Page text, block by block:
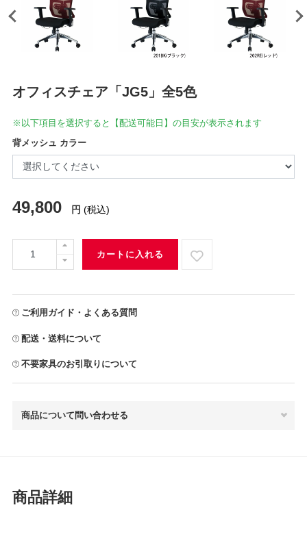
オフィスチェア「JG5」全5色
※以下項目を選択すると【配送可能日】の目安が表示されます
背メッシュ カラー
49,800 円 (税込)
カートに入れる
ご利用ガイド・よくある質問
配送・送料について
不要家具のお引取りについて
商品について問い合わせる
商品詳細